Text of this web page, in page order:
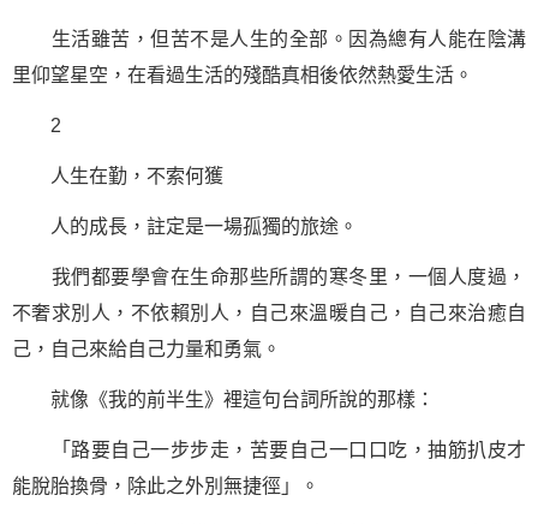
生活雖苦，但苦不是人生的全部。因為總有人能在陰溝
里仰望星空，在看過生活的殘酷真相後依然熱愛生活。
2
人生在勤，不索何獲
人的成長，註定是一場孤獨的旅途。
我們都要學會在生命那些所謂的寒冬里，一個人度過，
不奢求別人，不依賴別人，自己來溫暖自己，自己來治癒自
己，自己來給自己力量和勇氣。
就像《我的前半生》裡這句台詞所說的那樣：
「路要自己一步步走，苦要自己一口口吃，抽筋扒皮才
能脫胎換骨，除此之外別無捷徑」。